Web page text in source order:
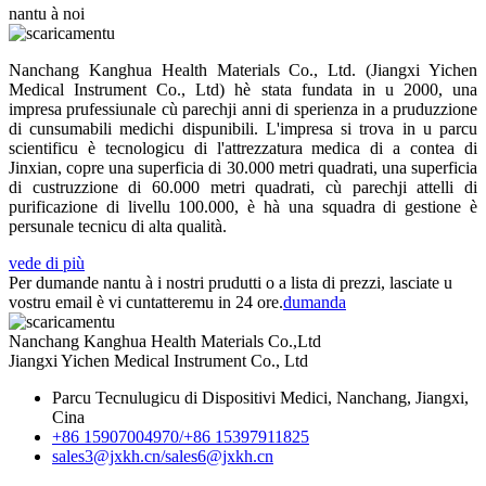
nantu à noi
Nanchang Kanghua Health Materials Co., Ltd. (Jiangxi Yichen
Medical Instrument Co., Ltd) hè stata fundata in u 2000, una
impresa prufessiunale cù parechji anni di sperienza in a pruduzzione
di cunsumabili medichi dispunibili. L'impresa si trova in u parcu
scientificu è tecnologicu di l'attrezzatura medica di a contea di
Jinxian, copre una superficia di 30.000 metri quadrati, una superficia
di custruzzione di 60.000 metri quadrati, cù parechji attelli di
purificazione di livellu 100.000, è hà una squadra di gestione è
persunale tecnicu di alta qualità.
vede di più
Per dumande nantu à i nostri prudutti o a lista di prezzi, lasciate u
vostru email è vi cuntatteremu in 24 ore.dumanda
Nanchang Kanghua Health Materials Co.,Ltd
Jiangxi Yichen Medical Instrument Co., Ltd
Parcu Tecnulugicu di Dispositivi Medici, Nanchang, Jiangxi,
Cina
+86 15907004970/+86 15397911825
sales3@jxkh.cn/sales6@jxkh.cn